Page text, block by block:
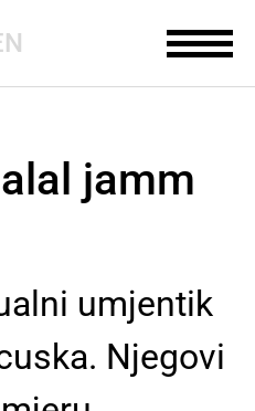
jamm
umjentik
Njegovi